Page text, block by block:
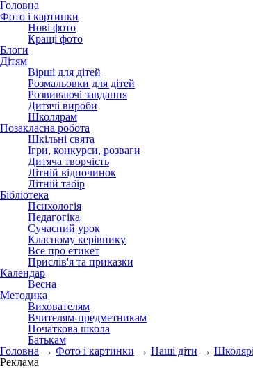
Головна
Фото і картинки
Нові фото
Кращі фото
Блоги
Дітям
Вірші для дітей
Розмальовки для дітей
Розвиваючі завдання
Дитячі вироби
Школярам
Позакласна робота
Шкільні свята
Ігри, конкурси, розваги
Дитяча творчість
Літній відпочинок
Літній табір
Бібліотека
Психологія
Педагогіка
Сучасний урок
Класному керівнику
Все про етикет
Прислів'я та приказки
Календар
Весна
Методика
Вихователям
Вчителям-предметникам
Початкова школа
Батькам
Головна → Фото і картинки → Наші діти →
Реклама